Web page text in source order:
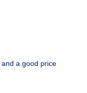
a good price